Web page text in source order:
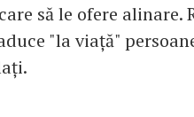
să le ofere
"la viață"